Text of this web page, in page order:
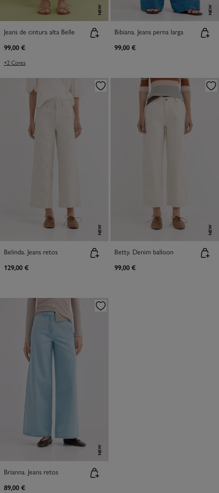
NEW
Jeans de cintura alta Belle
99,00 €
+2 Cores
NEW
Bibiana. Jeans perna larga
99,00 €
NEW
Belinda. Jeans retos
129,00 €
NEW
Betty. Denim balloon
99,00 €
NEW
Brianna. Jeans retos
89,00 €